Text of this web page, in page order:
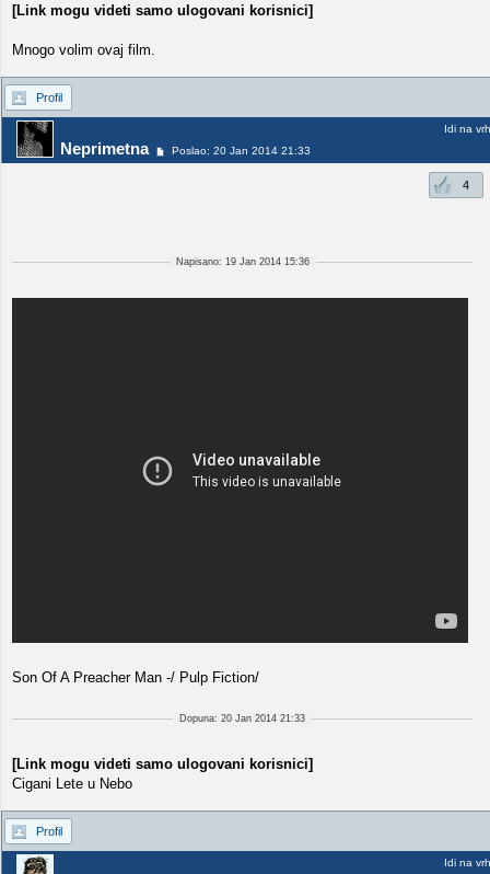
[Link mogu videti samo ulogovani korisnici]
Mnogo volim ovaj film.
Profil
Neprimetna Poslao: 20 Jan 2014 21:33
Idi na vrh
4
Napisano: 19 Jan 2014 15:36
Son Of A Preacher Man -/ Pulp Fiction/
Dopuna: 20 Jan 2014 21:33
[Link mogu videti samo ulogovani korisnici]
Cigani Lete u Nebo
Profil
Idi na vrh